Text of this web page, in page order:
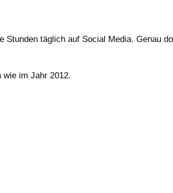
Stunden täglich auf Social Media. Genau
wie im Jahr 2012.